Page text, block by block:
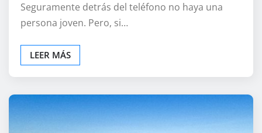
Seguramente detrás del teléfono no haya una
persona joven. Pero, si…
LEER MÁS